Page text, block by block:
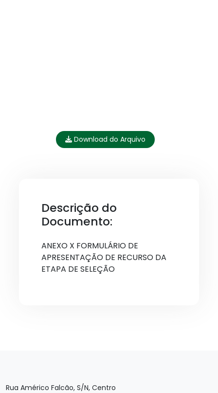
Download do Arquivo
Descrição do
Documento:
ANEXO X FORMULÁRIO DE
APRESENTAÇÃO DE RECURSO DA
ETAPA DE SELEÇÃO
Rua Américo Falcão, S/N, Centro